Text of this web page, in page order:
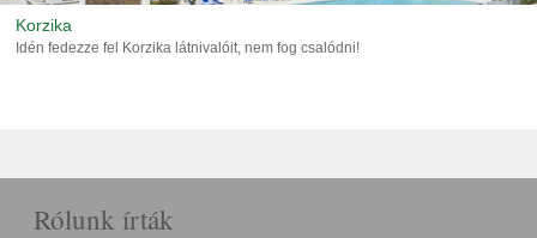
Korzika
Idén fedezze fel Korzika látnivalóit, nem fog csalódni!
Rólunk írták